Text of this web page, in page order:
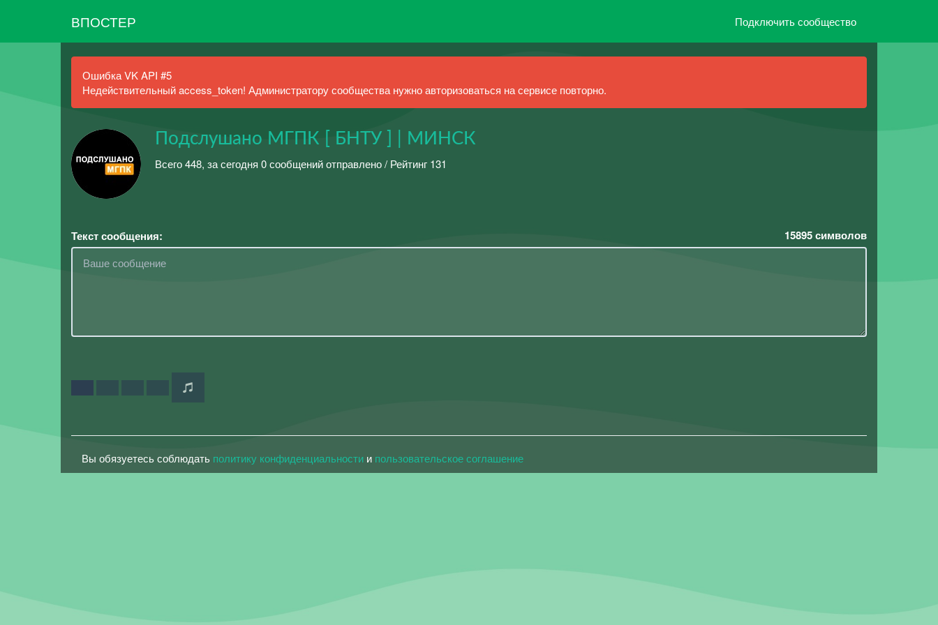
ВПОСТЕР Подключить сообщество
Ошибка VK API #5
Недействительный access_token! Администратору сообщества нужно авторизоваться на сервисе повторно.
Подслушано МГПК [ БНТУ ] | МИНСК
Всего 448, за сегодня 0 сообщений отправлено / Рейтинг 131
Текст сообщения: 15895символов
Вы обязуетесь соблюдать политику конфиденциальности и пользовательское соглашение